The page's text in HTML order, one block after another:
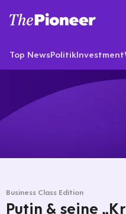
Top NewsPolitikInvestment
Business Class Edition
Putin & seine